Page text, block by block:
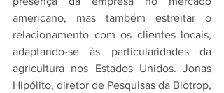
americano, mas também estreitar o
relacionamento com os clientes locais,
adaptando-se às particularidades da
agricultura nos Estados Unidos. Jonas
Hipólito, diretor de Pesquisas da Biotrop,